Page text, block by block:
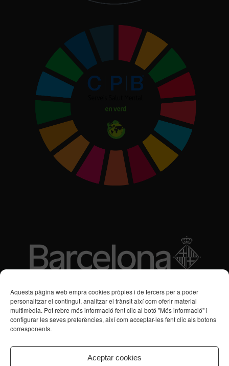
Aquesta pàgina web empra cookies pròpies i de tercers per a poder
personalitzar el contingut, analitzar el trànsit així com oferir material
multimèdia. Pot rebre més informació fent clic al botó "Més informació" i
configurar les seves preferències, així com acceptar-les fent clic als botons
corresponents.
Aceptar cookies
Subvencions des de 2016
Programa de Vacances/Suport Respir Familiar
Transtorns de Salut Mental